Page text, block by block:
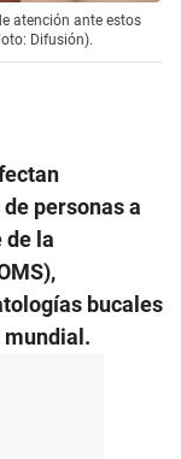
atención ante estos
Difusión).
personas a
de la
bucales